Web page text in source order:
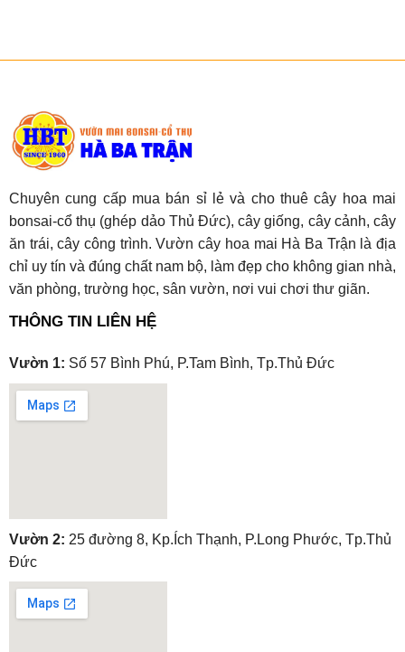
Chuyên cung cấp mua bán sỉ lẻ và cho thuê cây hoa mai
bonsai-cổ thụ (ghép dảo Thủ Đức), cây giống, cây cảnh, cây
ăn trái, cây công trình. Vườn cây hoa mai Hà Ba Trận là địa
chỉ uy tín và đúng chất nam bộ, làm đẹp cho không gian nhà,
văn phòng, trường học, sân vườn, nơi vui chơi thư giãn.
THÔNG TIN LIÊN HỆ
Vườn 1: Số 57 Bình Phú, P.Tam Bình, Tp.Thủ Đức
embedgooglemap.net
Vườn 2: 25 đường 8, Kp.Ích Thạnh, P.Long Phước, Tp.Thủ
Đức